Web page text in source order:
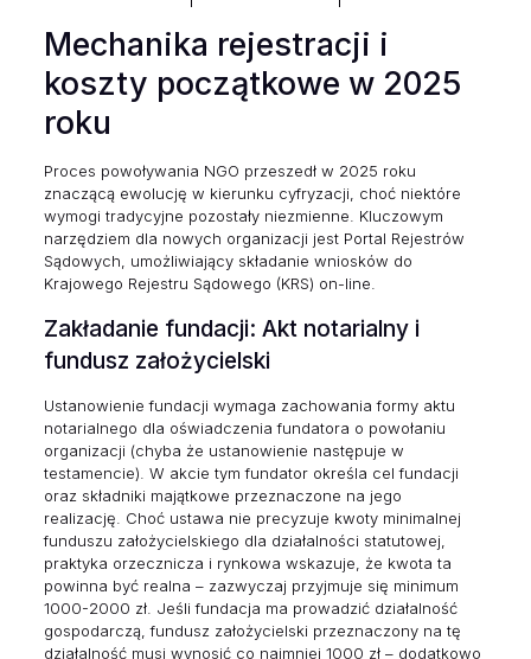
Mechanika rejestracji i
koszty początkowe w 2025
roku
Proces powoływania NGO przeszedł w 2025 roku
znaczącą ewolucję w kierunku cyfryzacji, choć niektóre
wymogi tradycyjne pozostały niezmienne. Kluczowym
narzędziem dla nowych organizacji jest Portal Rejestrów
Sądowych, umożliwiający składanie wniosków do
Krajowego Rejestru Sądowego (KRS) on-line.
Zakładanie fundacji: Akt notarialny i
fundusz założycielski
Ustanowienie fundacji wymaga zachowania formy aktu
notarialnego dla oświadczenia fundatora o powołaniu
organizacji (chyba że ustanowienie następuje w
testamencie). W akcie tym fundator określa cel fundacji
oraz składniki majątkowe przeznaczone na jego
realizację. Choć ustawa nie precyzuje kwoty minimalnej
funduszu założycielskiego dla działalności statutowej,
praktyka orzecznicza i rynkowa wskazuje, że kwota ta
powinna być realna – zazwyczaj przyjmuje się minimum
1000-2000 zł. Jeśli fundacja ma prowadzić działalność
gospodarczą, fundusz założycielski przeznaczony na tę
działalność musi wynosić co najmniej 1000 zł – dodatkowo